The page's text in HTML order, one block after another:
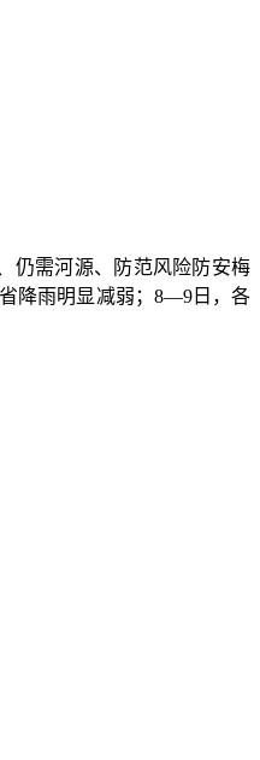
仍需河源、防范风险防安梅
降雨明显减弱；8—9日，各